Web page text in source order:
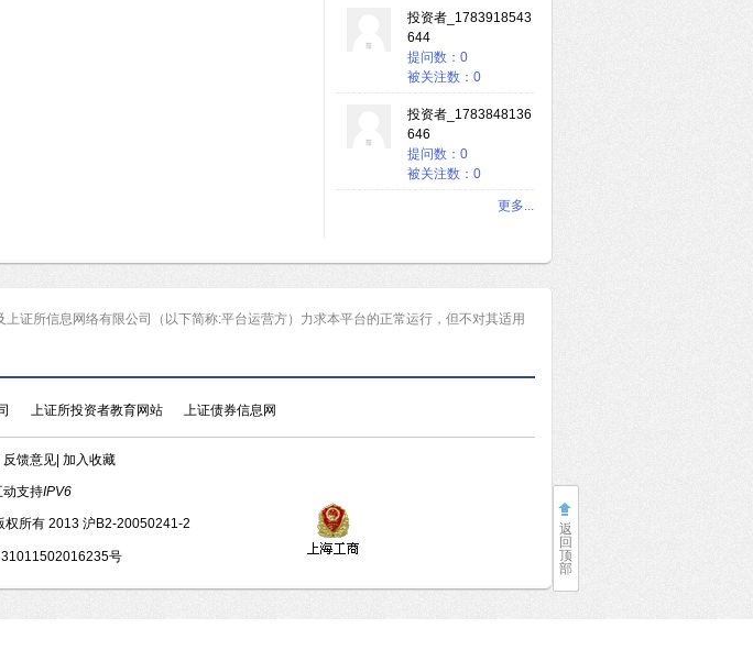
投资者_1783918543
644
提问数：0
被关注数：0
投资者_1783848136
646
提问数：0
被关注数：0
更多...
返
回
顶
部
证所信息网络有限公司（以下简称:平台运营方）力求本平台的正常运行，但不对其适用
上证所投资者教育网站 上证债券信息网
反馈意见| 加入收藏
动支持IPV6
权所有 2013 沪B2-20050241-2
号